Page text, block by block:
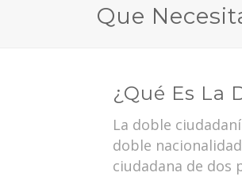
Que
¿Qué Es La
La doble
doble
ciudadana de dos